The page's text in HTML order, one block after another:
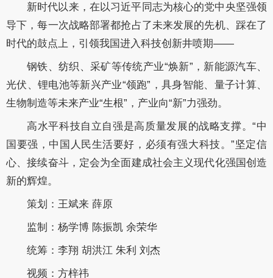
新时代以来，在以习近平同志为核心的党中央坚强领
导下，每一次战略部署都抢占了未来发展的先机、踩在了
时代的鼓点上，引领我国进入科技创新井喷期——
钢铁、纺织、采矿等传统产业“焕新”，新能源汽车、
光伏、锂电池等新兴产业“领跑”，具身智能、量子计算、
生物制造等未来产业“生根”，产业向“新”力强劲。
高水平科技自立自强是高质量发展的战略支撑。“中
国要强，中国人民生活要好，必须有强大科技。”坚定信
心、接续奋斗，定会为全面建成社会主义现代化强国创造
新的辉煌。
策划：王斌来 薛原
监制：杨学博 陈振凯 余荣华
统筹：李翔 胡洪江 朱利 刘杰
视频：方梓祎